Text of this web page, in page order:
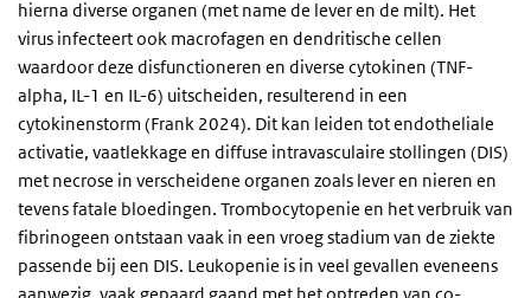
hierna diverse organen (met name de lever en de milt). Het
virus infecteert ook macrofagen en dendritische cellen
waardoor deze disfunctioneren en diverse cytokinen (TNF-
alpha, IL-1 en IL-6) uitscheiden, resulterend in een
cytokinenstorm (Frank 2024). Dit kan leiden tot endotheliale
activatie, vaatlekkage en diffuse intravasculaire stollingen (DIS)
met necrose in verscheidene organen zoals lever en nieren en
tevens fatale bloedingen. Trombocytopenie en het verbruik van
fibrinogeen ontstaan vaak in een vroeg stadium van de ziekte
passende bij een DIS. Leukopenie is in veel gevallen eveneens